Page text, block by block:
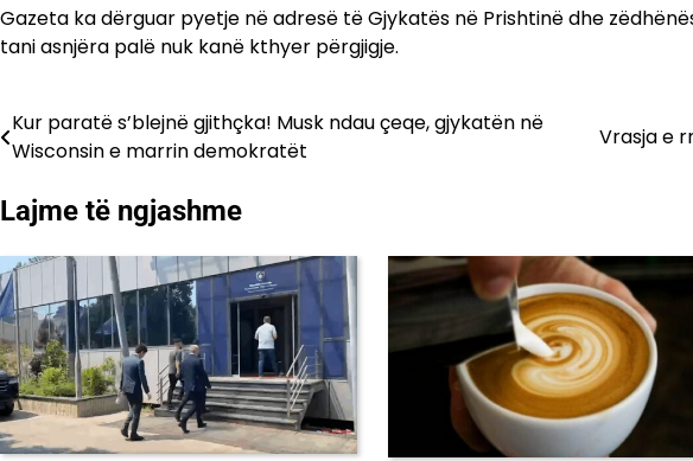
Gazeta ka dërguar pyetje në adresë të Gjykatës në Prishtinë dhe
tani asnjëra palë nuk kanë kthyer përgjigje.
Lëvizje
postimet
Kur paratë s’blejnë gjithçka! Musk ndau çeqe, gjykatën në
Wisconsin e marrin demokratët
Vrasja e
Lajme të ngjashme